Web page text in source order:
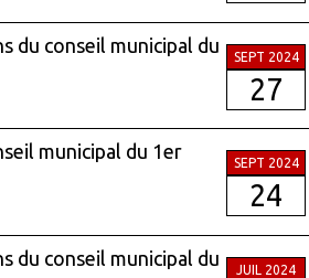
du conseil municipal du
SEPT 2024
27
municipal du 1er
SEPT 2024
24
du conseil municipal du
JUIL 2024